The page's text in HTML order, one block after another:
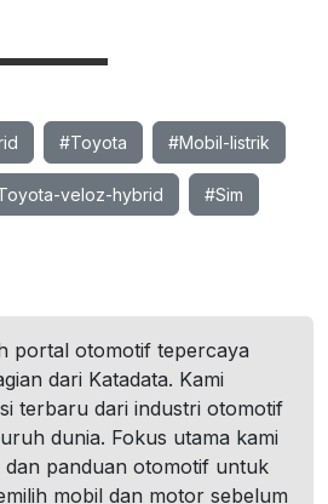
#Toyota #Mobil-listrik
veloz-hybrid #Sim
portal otomotif tepercaya
dari Katadata. Kami
terbaru dari industri otomotif
dunia. Fokus utama kami
dan panduan otomotif untuk
mobil dan motor sebelum